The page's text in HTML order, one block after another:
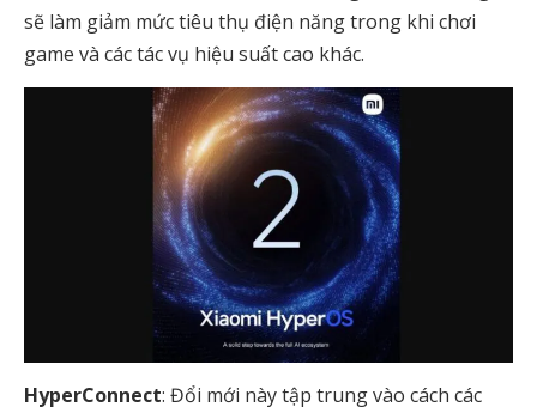
sẽ làm giảm mức tiêu thụ điện năng trong khi chơi
game và các tác vụ hiệu suất cao khác.
HyperConnect: Đổi mới này tập trung vào cách các